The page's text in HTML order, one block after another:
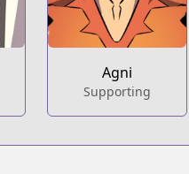
Agni
Supporting